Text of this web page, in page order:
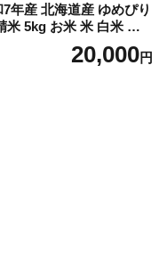
7年産 北海道産 ゆめぴり
米 5kg お米 米 白米 ブ
ド米 ご飯 ごはん おにぎ
食 産直 贈り物 ギフト備
20,000円